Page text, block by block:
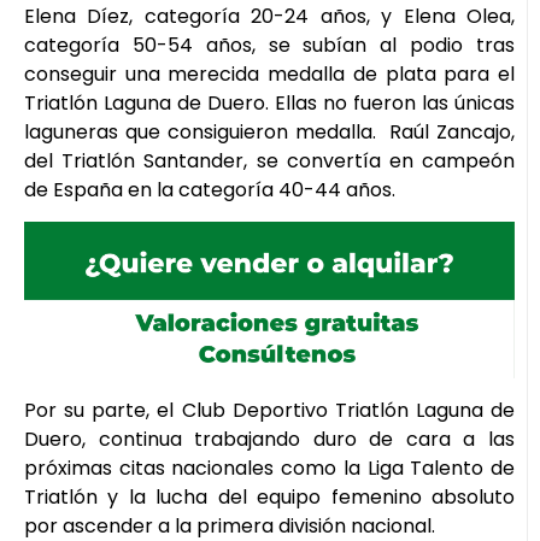
Elena Díez, categoría 20-24 años, y Elena Olea,
categoría 50-54 años, se subían al podio tras
conseguir una merecida medalla de plata para el
Triatlón Laguna de Duero. Ellas no fueron las únicas
laguneras que consiguieron medalla. Raúl Zancajo,
del Triatlón Santander, se convertía en campeón
de España en la categoría 40-44 años.
Por su parte, el Club Deportivo Triatlón Laguna de
Duero, continua trabajando duro de cara a las
próximas citas nacionales como la Liga Talento de
Triatlón y la lucha del equipo femenino absoluto
por ascender a la primera división nacional.